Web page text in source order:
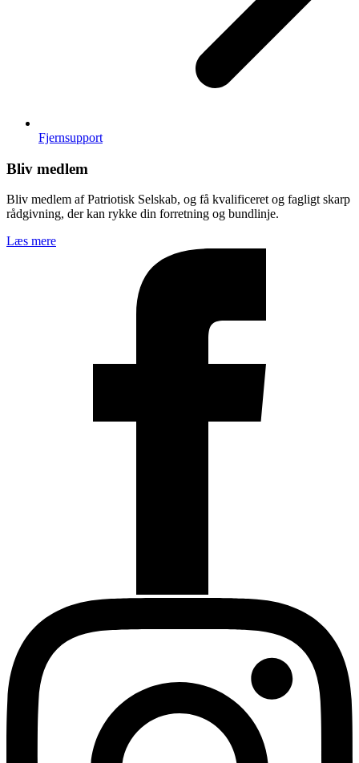
Fjernsupport
Bliv medlem
Bliv medlem af Patriotisk Selskab, og få kvalificeret og fagligt skarp
rådgivning, der kan rykke din forretning og bundlinje.
Læs mere